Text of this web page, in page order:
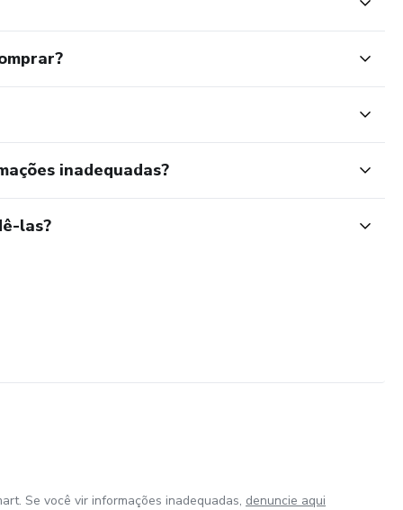
inadequadas?
las?
Se você vir informações inadequadas, denuncie aqui